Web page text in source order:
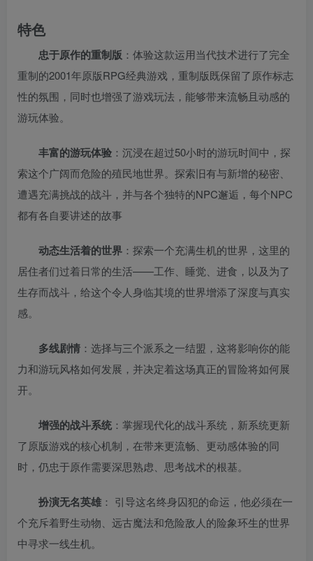
特色
忠于原作的重制版 ：体验这款运用当代技术进行了完全
重制的2001年原版RPG经典游戏，重制版既保留了原作标志
性的氛围，同时也增强了游戏玩法，能够带来流畅且动感的
游玩体验。
丰富的游玩体验 ：沉浸在超过50小时的游玩时间中，探
索这个广阔而危险的殖民地世界。探索旧有与新增的秘密、
遭遇充满挑战的战斗，并与各个独特的NPC邂逅，每个NPC
都有各自要讲述的故事
动态生活着的世界 ：探索一个充满生机的世界，这里的
居住者们过着日常的生活——工作、睡觉、进食，以及为了
生存而战斗，给这个令人身临其境的世界增添了深度与真实
感。
多线剧情 ：选择与三个派系之一结盟，这将影响你的能
力和游玩风格如何发展，并决定着这场真正的冒险将如何展
开。
增强的战斗系统 ：掌握现代化的战斗系统，新系统更新
了原版游戏的核心机制，在带来更流畅、更动感体验的同
时，仍忠于原作需要深思熟虑、思考战术的根基。
扮演无名英雄 ： 引导这名终身囚犯的命运，他必须在一
个充斥着野生动物、远古魔法和危险敌人的险象环生的世界
中寻求一线生机。